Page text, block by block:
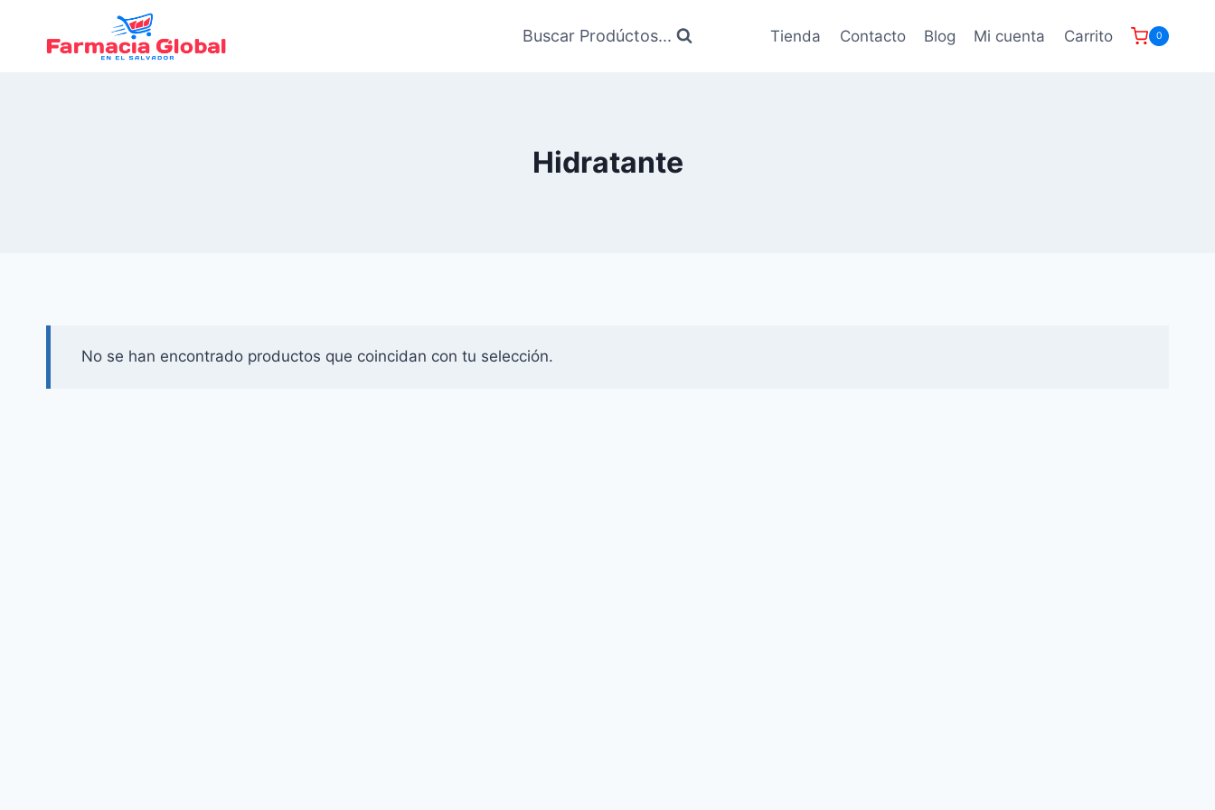
Buscar Prodúctos... Tienda Contacto Blog Mi cuenta Carrito 0
Hidratante
No se han encontrado productos que coincidan con tu selección.